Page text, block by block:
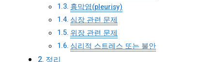
흉막염(pleurisy)
심장 관련 문제
위장 관련 문제
심리적 스트레스 또는 불안